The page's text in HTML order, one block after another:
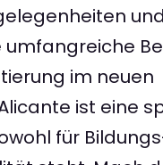
umfangreiche
im neuen
ist eine
für